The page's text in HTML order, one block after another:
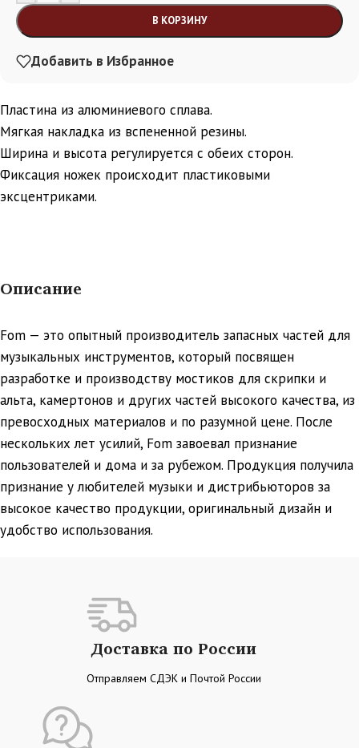
В КОРЗИНУ
Добавить в Избранное
Пластина из алюминиевого сплава.
Мягкая накладка из вспененной резины.
Ширина и высота регулируется с обеих сторон.
Фиксация ножек происходит пластиковыми
эксцентриками.
Описание
Fom — это опытный производитель запасных частей для
музыкальных инструментов, который посвящен
разработке и производству мостиков для скрипки и
альта, камертонов и других частей высокого качества, из
превосходных материалов и по разумной цене. После
нескольких лет усилий, Fom завоевал признание
пользователей и дома и за рубежом. Продукция получила
признание у любителей музыки и дистрибьюторов за
высокое качество продукции, оригинальный дизайн и
удобство использования.
Доставка по России
Отправляем СДЭК и Почтой России